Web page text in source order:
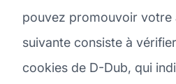
pouvez promouvoir votre
suivante consiste à
cookies de D-Dub, qui